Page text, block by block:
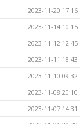
2023-11-20 17:16
2023-11-14 10:15
2023-11-12 12:45
2023-11-11 18:43
2023-11-10 09:32
2023-11-08 20:10
2023-11-07 14:31